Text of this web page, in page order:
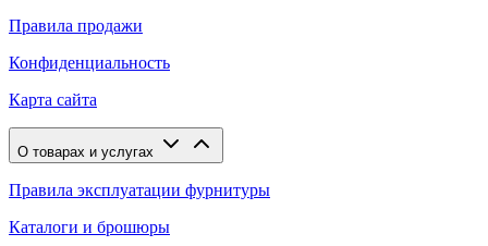
Правила продажи
Конфиденциальность
Карта сайта
О товарах и услугах
Правила эксплуатации фурнитуры
Каталоги и брошюры